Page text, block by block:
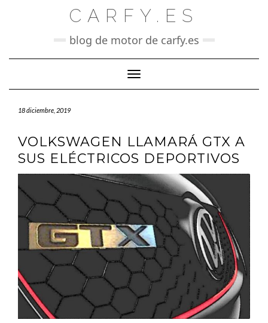
CARFY.ES
blog de motor de carfy.es
Cambiar modo de navegación
18 diciembre, 2019
VOLKSWAGEN LLAMARÁ GTX A
SUS ELÉCTRICOS DEPORTIVOS